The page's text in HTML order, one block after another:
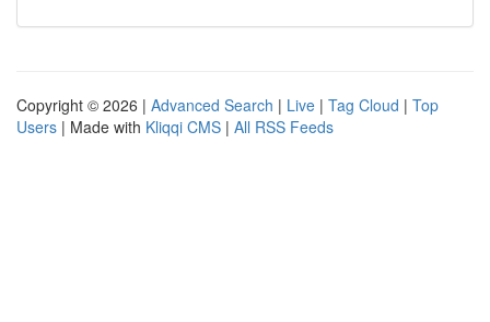
Copyright © 2026 | Advanced Search | Live | Tag Cloud | Top
Users | Made with Kliqqi CMS | All RSS Feeds